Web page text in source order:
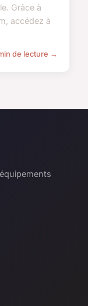
Grâce à
accédez à
de lecture →